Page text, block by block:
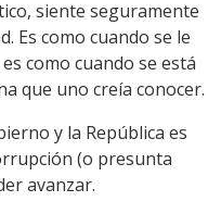
siente seguramente
Es como cuando se le
como cuando se está
que uno creía conocer.
y la República es
(o presunta
avanzar.